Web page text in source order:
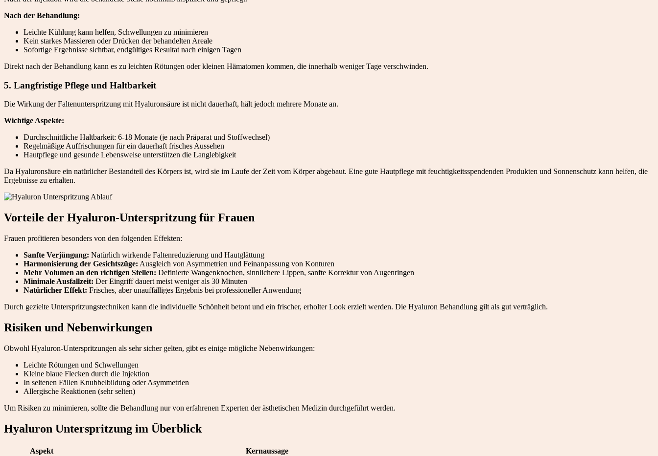
Nach der Behandlung:
Leichte Kühlung kann helfen, Schwellungen zu minimieren
Kein starkes Massieren oder Drücken der behandelten Areale
Sofortige Ergebnisse sichtbar, endgültiges Resultat nach einigen Tagen
Direkt nach der Behandlung kann es zu leichten Rötungen oder kleinen Hämatomen kommen, die innerhalb weniger Tage verschwinden.
5. Langfristige Pflege und Haltbarkeit
Die Wirkung der Faltenunterspritzung mit Hyaluronsäure ist nicht dauerhaft, hält jedoch mehrere Monate an.
Wichtige Aspekte:
Durchschnittliche Haltbarkeit: 6-18 Monate (je nach Präparat und Stoffwechsel)
Regelmäßige Auffrischungen für ein dauerhaft frisches Aussehen
Hautpflege und gesunde Lebensweise unterstützen die Langlebigkeit
Da Hyaluronsäure ein natürlicher Bestandteil des Körpers ist, wird sie im Laufe der Zeit vom Körper abgebaut. Eine gute Hautpflege mit feuchtigkeitsspendenden Produkten und Sonnenschutz kann helfen, die
Ergebnisse zu erhalten.
Vorteile der Hyaluron-Unterspritzung für Frauen
Frauen profitieren besonders von den folgenden Effekten:
Sanfte Verjüngung: Natürlich wirkende Faltenreduzierung und Hautglättung
Harmonisierung der Gesichtszüge: Ausgleich von Asymmetrien und Feinanpassung von Konturen
Mehr Volumen an den richtigen Stellen: Definierte Wangenknochen, sinnlichere Lippen, sanfte Korrektur von Augenringen
Minimale Ausfallzeit: Der Eingriff dauert meist weniger als 30 Minuten
Natürlicher Effekt: Frisches, aber unauffälliges Ergebnis bei professioneller Anwendung
Durch gezielte Unterspritzungstechniken kann die individuelle Schönheit betont und ein frischer, erholter Look erzielt werden. Die Hyaluron Behandlung gilt als gut verträglich.
Risiken und Nebenwirkungen
Obwohl Hyaluron-Unterspritzungen als sehr sicher gelten, gibt es einige mögliche Nebenwirkungen:
Leichte Rötungen und Schwellungen
Kleine blaue Flecken durch die Injektion
In seltenen Fällen Knubbelbildung oder Asymmetrien
Allergische Reaktionen (sehr selten)
Um Risiken zu minimieren, sollte die Behandlung nur von erfahrenen Experten der ästhetischen Medizin durchgeführt werden.
Hyaluron Unterspritzung im Überblick
Aspekt
Kernaussage